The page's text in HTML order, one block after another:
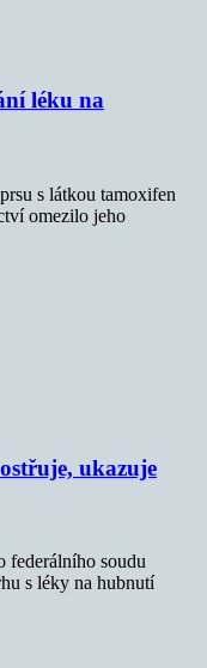
léku na
s látkou tamoxifen
omezilo jeho
ukazuje
federálního soudu
s léky na hubnutí